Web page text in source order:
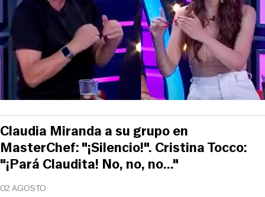
02 AGOSTO
Claudia Miranda a su grupo en
MasterChef: "¡Silencio!". Cristina Tocco:
"¡Pará Claudita! No, no, no..."